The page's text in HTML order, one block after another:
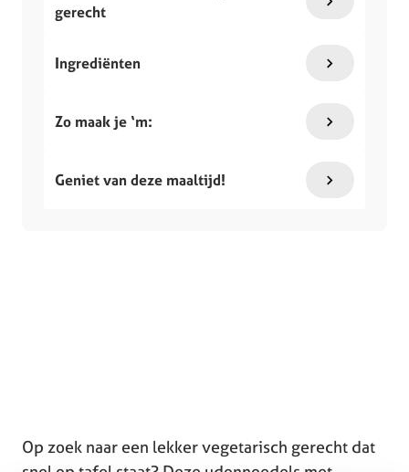
gerecht
Ingrediënten
Zo maak je ‘m:
Geniet van deze maaltijd!
Op zoek naar een lekker vegetarisch gerecht dat